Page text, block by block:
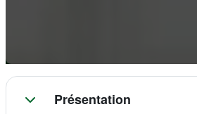
Résumé de section
Présentation